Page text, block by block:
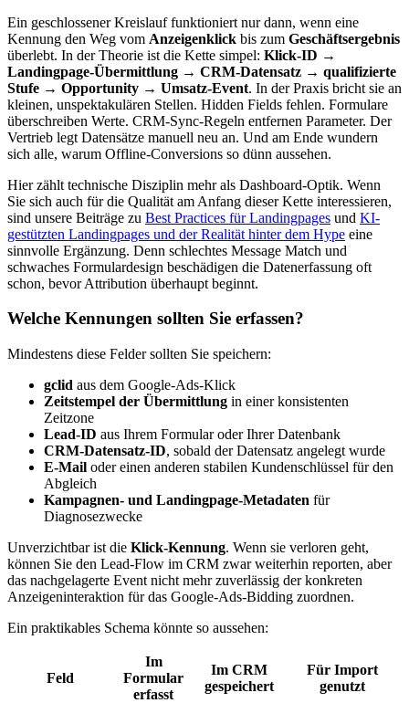
Ein geschlossener Kreislauf funktioniert nur dann, wenn eine
Kennung den Weg vom Anzeigenklick bis zum Geschäftsergebnis
überlebt. In der Theorie ist die Kette simpel: Klick-ID →
Landingpage-Übermittlung → CRM-Datensatz → qualifizierte
Stufe → Opportunity → Umsatz-Event. In der Praxis bricht sie an
kleinen, unspektakulären Stellen. Hidden Fields fehlen. Formulare
überschreiben Werte. CRM-Sync-Regeln entfernen Parameter. Der
Vertrieb legt Datensätze manuell neu an. Und am Ende wundern
sich alle, warum Offline-Conversions so dünn aussehen.
Hier zählt technische Disziplin mehr als Dashboard-Optik. Wenn
Sie sich auch für die Qualität am Anfang dieser Kette interessieren,
sind unsere Beiträge zu Best Practices für Landingpages und KI-
gestützten Landingpages und der Realität hinter dem Hype eine
sinnvolle Ergänzung. Denn schlechtes Message Match und
schwaches Formulardesign beschädigen die Datenerfassung oft
schon, bevor Attribution überhaupt beginnt.
Welche Kennungen sollten Sie erfassen?
Mindestens diese Felder sollten Sie speichern:
gclid aus dem Google-Ads-Klick
Zeitstempel der Übermittlung in einer konsistenten
Zeitzone
Lead-ID aus Ihrem Formular oder Ihrer Datenbank
CRM-Datensatz-ID, sobald der Datensatz angelegt wurde
E-Mail oder einen anderen stabilen Kundenschlüssel für den
Abgleich
Kampagnen- und Landingpage-Metadaten für
Diagnosezwecke
Unverzichtbar ist die Klick-Kennung. Wenn sie verloren geht,
können Sie den Lead-Flow im CRM zwar weiterhin reporten, aber
das nachgelagerte Event nicht mehr zuverlässig der konkreten
Anzeigeninteraktion für das Google-Ads-Bidding zuordnen.
Ein praktikables Schema könnte so aussehen:
Feld
Im
Formular
erfasst
Im CRM
gespeichert
Für Import
genutzt